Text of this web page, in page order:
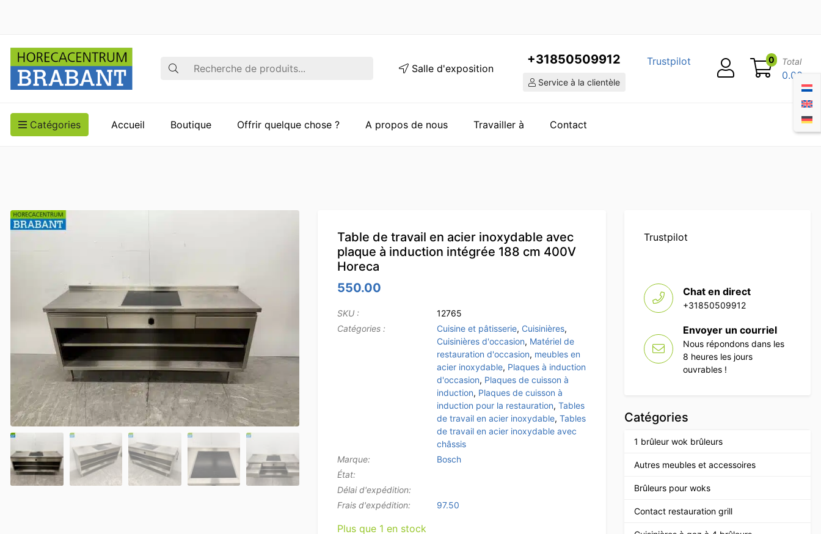
Recherche Salle d'exposition
+31850509912
Service à la clientèle
Trustpilot 0 Total
0.00
Catégories Accueil Boutique Offrir quelque chose ? A propos de nous Travailler à Contact
Table de travail en acier inoxydable avec
plaque à induction intégrée 188 cm 400V
Horeca
550.00
SKU :
12765
Catégories :
Cuisine et pâtisserie, Cuisinières,
Cuisinières d'occasion, Matériel de
restauration d'occasion, meubles en
acier inoxydable, Plaques à induction
d'occasion, Plaques de cuisson à
induction, Plaques de cuisson à
induction pour la restauration, Tables
de travail en acier inoxydable, Tables
de travail en acier inoxydable avec
châssis
Marque:
Bosch
État:
Délai d'expédition:
Frais d'expédition:
97.50
Plus que 1 en stock
Trustpilot
Chat en direct
+31850509912
Envoyer un courriel
Nous répondons dans les
8 heures les jours
ouvrables !
Catégories
1 brûleur wok brûleurs
Autres meubles et accessoires
Brûleurs pour woks
Contact restauration grill